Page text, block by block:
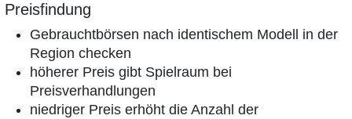
Preisfindung
Gebrauchtbörsen nach identischem Modell in der
Region checken
höherer Preis gibt Spielraum bei
Preisverhandlungen
niedriger Preis erhöht die Anzahl der